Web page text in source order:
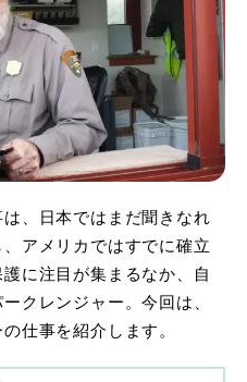
、日本ではまだ聞きなれ
アメリカではすでに確立
に注目が集まるなか、自
クレンジャー。今回は、
仕事を紹介します。